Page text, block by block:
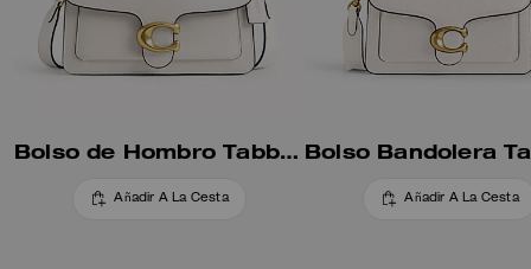
Bolso de Hombro Tabby 26
Añadir A La Cesta Añadir A La Cesta